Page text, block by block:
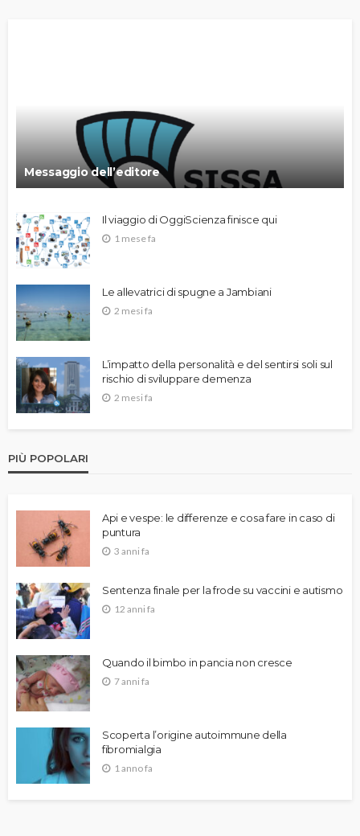
Messaggio dell’editore
Il viaggio di OggiScienza finisce qui
1 mese fa
Le allevatrici di spugne a Jambiani
2 mesi fa
L’impatto della personalità e del sentirsi soli sul
rischio di sviluppare demenza
2 mesi fa
PIÙ POPOLARI
Api e vespe: le differenze e cosa fare in caso di
puntura
3 anni fa
Sentenza finale per la frode su vaccini e autismo
12 anni fa
Quando il bimbo in pancia non cresce
7 anni fa
Scoperta l’origine autoimmune della
fibromialgia
1 anno fa